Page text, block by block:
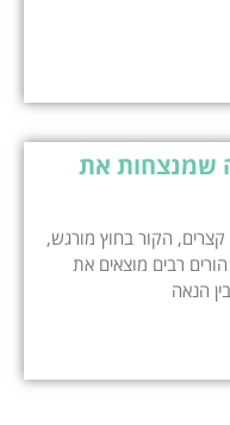
שמנצחות את
הקור בחוץ מורגש,
רבים מוצאים את
הנאה